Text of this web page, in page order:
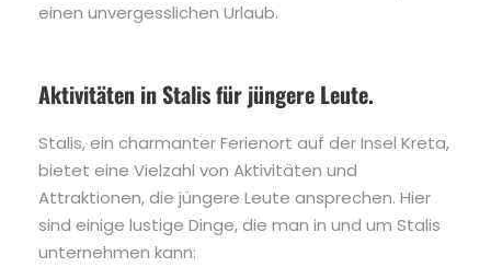
einen unvergesslichen Urlaub.
Aktivitäten in Stalis für jüngere Leute.
Stalis, ein charmanter Ferienort auf der Insel Kreta,
bietet eine Vielzahl von Aktivitäten und
Attraktionen, die jüngere Leute ansprechen. Hier
sind einige lustige Dinge, die man in und um Stalis
unternehmen kann: